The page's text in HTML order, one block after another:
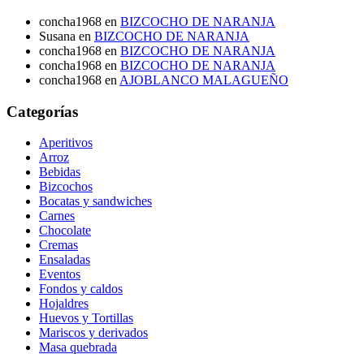
concha1968 en BIZCOCHO DE NARANJA
Susana en BIZCOCHO DE NARANJA
concha1968 en BIZCOCHO DE NARANJA
concha1968 en BIZCOCHO DE NARANJA
concha1968 en AJOBLANCO MALAGUEÑO
Categorías
Aperitivos
Arroz
Bebidas
Bizcochos
Bocatas y sandwiches
Carnes
Chocolate
Cremas
Ensaladas
Eventos
Fondos y caldos
Hojaldres
Huevos y Tortillas
Mariscos y derivados
Masa quebrada